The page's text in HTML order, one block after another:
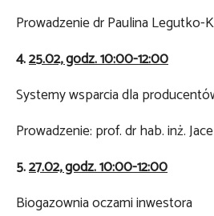
Prowadzenie dr Paulina Legutko-
4.25.02, godz. 10:00-12:00
Systemy wsparcia dla
Prowadzenie: prof. dr hab. inż.
5.27.02, godz. 10:00-12:00
Biogazownia oczami inwestora